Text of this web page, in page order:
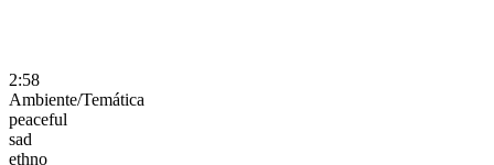
2:58
Ambiente/Temática
peaceful
sad
ethno